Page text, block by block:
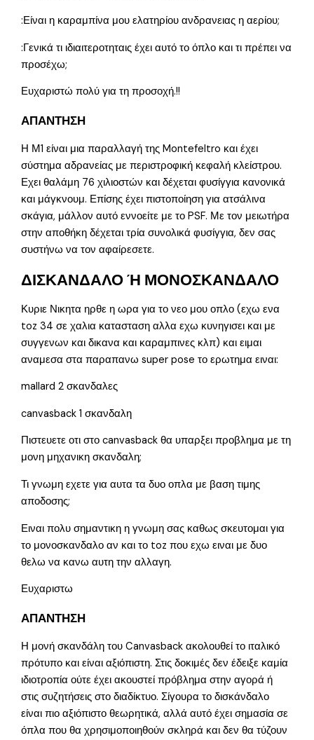
:Είναι η καραμπίνα μου ελατηρίου ανδρανειας η αερίου;
:Γενικά τι ιδιαιτεροτηταις έχει αυτό το όπλο και τι πρέπει να
προσέχω;
Ευχαριστώ πολύ για τη προσοχή.!!
ΑΠΑΝΤΗΣΗ
Η Μ1 είναι μια παραλλαγή της Montefeltro και έχει
σύστημα αδρανείας με περιστροφική κεφαλή κλείστρου.
Εχει θαλάμη 76 χιλιοστών και δέχεται φυσίγγια κανονικά
και μάγκνουμ. Επίσης έχει πιστοποίηση για ατσάλινα
σκάγια, μάλλον αυτό εννοείτε με το PSF. Με τον μειωτήρα
στην αποθήκη δέχεται τρία συνολικά φυσίγγια, δεν σας
συστήνω να τον αφαίρεσετε.
ΔΙΣΚΑΝΔΑΛΟ Ή ΜΟΝΟΣΚΑΝΔΑΛΟ
Κυριε Νικητα ηρθε η ωρα για το νεο μου οπλο (εχω ενα
toz 34 σε χαλια κατασταση αλλα εχω κυνηγισει και με
συγγενων και δικανα και καραμπινες κλπ) και ειμαι
αναμεσα στα παραπανω super pose το ερωτημα ειναι:
mallard 2 σκανδαλες
canvasback 1 σκανδαλη
Πιστευετε οτι στο canvasback θα υπαρξει προβλημα με τη
μονη μηχανικη σκανδαλη;
Τι γνωμη εχετε για αυτα τα δυο οπλα με βαση τιμης
αποδοσης;
Ειναι πολυ σημαντικη η γνωμη σας καθως σκευτομαι για
το μονοσκανδαλο αν και το toz που εχω ειναι με δυο
θελω να κανω αυτη την αλλαγη.
Ευχαριστω
ΑΠΑΝΤΗΣΗ
Η μονή σκανδάλη του Canvasback ακολουθεί το ιταλικό
πρότυπο και είναι αξιόπιστη. Στις δοκιμές δεν έδειξε καμία
ιδιοτροπία ούτε έχει ακουστεί πρόβλημα στην αγορά ή
στις συζητήσεις στο διαδίκτυο. Σίγουρα το δισκάνδαλο
είναι πιο αξιόπιστο θεωρητικά, αλλά αυτό έχει σημασία σε
όπλα που θα χρησιμοποιηθούν σκληρά και δεν θα τύζουν